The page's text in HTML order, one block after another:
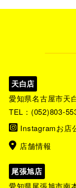
天白店
愛知県名古屋市天
TEL： (052)803-
Instagramお店
店舗情報
尾張旭店
愛知県尾張旭市南